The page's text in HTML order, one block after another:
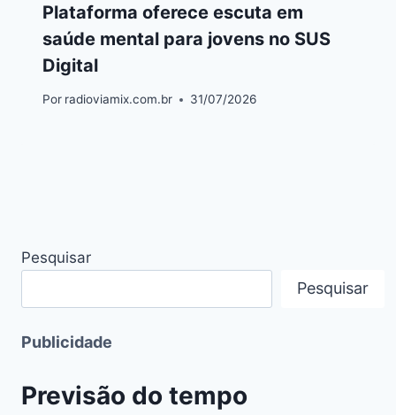
Plataforma oferece escuta em
saúde mental para jovens no SUS
Digital
Por radioviamix.com.br 31/07/2026
Pesquisar
Pesquisar
Publicidade
Previsão do tempo